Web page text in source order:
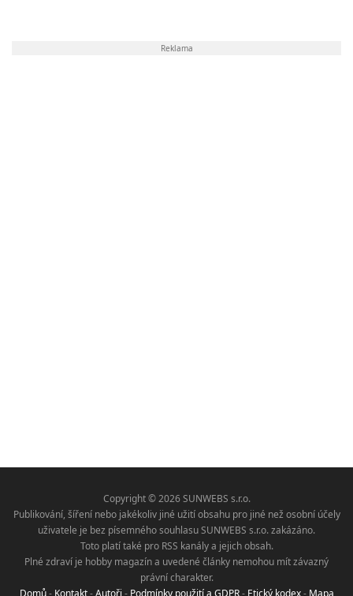
Reklama
Copyright © 2026 SUNWEBS s.r.o.
Publikování, šíření nebo jakékoliv jiné užití obsahu pro jiné než osobní účely
uživatele je bez písemného souhlasu SUNWEBS s.r.o. zakázáno.
Toto platí také pro RSS kanály a jejich obsah.
Plné zdraví je hobby magazín a uvedené články nemohou mít závazný
právní charakter.
Domů- Kontakt-Autoři - Podmínky použití a GDPR- Etický kodex- Mapa